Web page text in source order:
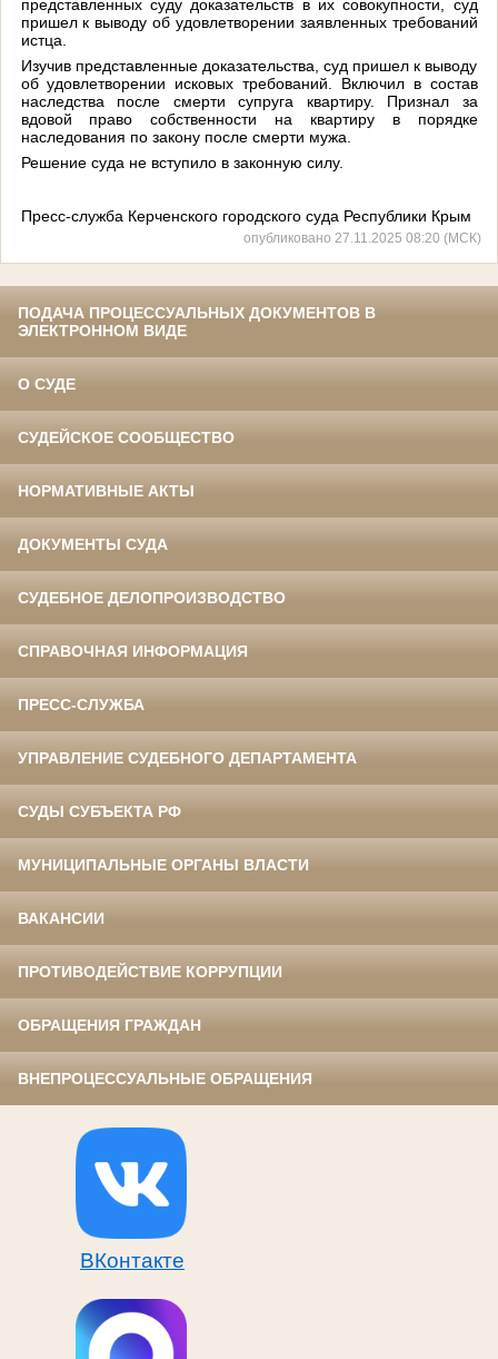
представленных суду доказательств в их совокупности, суд
пришел к выводу об удовлетворении заявленных требований
истца.
Изучив представленные доказательства, суд пришел к выводу
об удовлетворении исковых требований. Включил в состав
наследства после смерти супруга квартиру. Признал за
вдовой право собственности на квартиру в порядке
наследования по закону после смерти мужа.
Решение суда не вступило в законную силу.
Пресс-служба Керченского городского суда Республики Крым
опубликовано 27.11.2025 08:20 (МСК)
ПОДАЧА ПРОЦЕССУАЛЬНЫХ ДОКУМЕНТОВ В
ЭЛЕКТРОННОМ ВИДЕ
О СУДЕ
СУДЕЙСКОЕ СООБЩЕСТВО
НОРМАТИВНЫЕ АКТЫ
ДОКУМЕНТЫ СУДА
СУДЕБНОЕ ДЕЛОПРОИЗВОДСТВО
СПРАВОЧНАЯ ИНФОРМАЦИЯ
ПРЕСС-СЛУЖБА
УПРАВЛЕНИЕ СУДЕБНОГО ДЕПАРТАМЕНТА
СУДЫ СУБЪЕКТА РФ
МУНИЦИПАЛЬНЫЕ ОРГАНЫ ВЛАСТИ
ВАКАНСИИ
ПРОТИВОДЕЙСТВИЕ КОРРУПЦИИ
ОБРАЩЕНИЯ ГРАЖДАН
ВНЕПРОЦЕССУАЛЬНЫЕ ОБРАЩЕНИЯ
ВКонтакте